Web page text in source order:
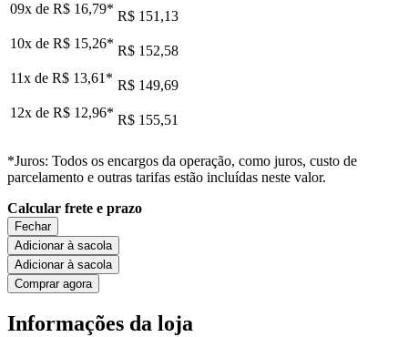
09x de R$ 16,79* R$ 151,13
10x de R$ 15,26* R$ 152,58
11x de R$ 13,61* R$ 149,69
12x de R$ 12,96* R$ 155,51
*Juros: Todos os encargos da operação, como juros, custo de
parcelamento e outras tarifas estão incluídas neste valor.
Calcular frete e prazo
Fechar
Adicionar à sacola
Adicionar à sacola
Comprar agora
Informações da loja